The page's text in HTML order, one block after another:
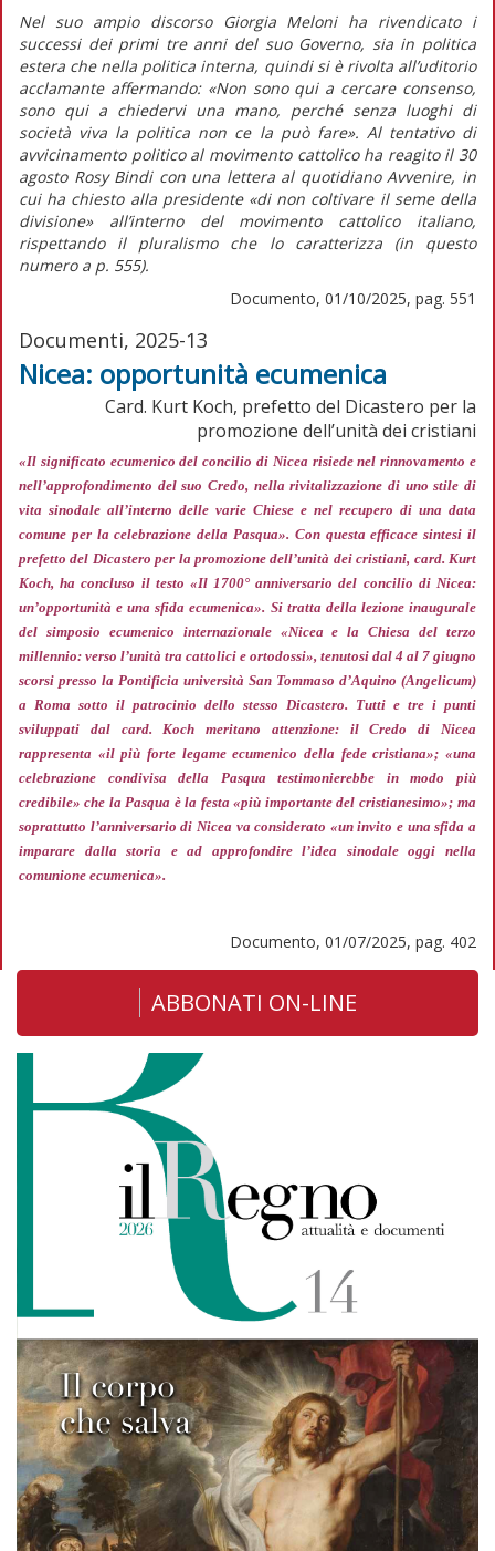
Nel suo ampio discorso Giorgia Meloni ha rivendicato i
successi dei primi tre anni del suo Governo, sia in politica
estera che nella politica interna, quindi si è rivolta all’uditorio
acclamante affermando:«Non sono qui a cercare consenso,
sono qui a chiedervi una mano, perché senza luoghi di
società viva la politica non ce la può fare». Al tentativo di
avvicinamento politico al movimento cattolico ha reagito il 30
agosto Rosy Bindi con una lettera al quotidianoAvvenire, in
cui ha chiesto alla presidente«di non coltivare il seme della
divisione» all’interno del movimento cattolico italiano,
rispettando il pluralismo che lo caratterizza (inquesto
numero a p. 555).
Documento, 01/10/2025, pag. 551
Documenti, 2025-13
Nicea: opportunità ecumenica
Card. Kurt Koch, prefetto del Dicastero per la
promozione dell’unità dei cristiani
«Il significato ecumenico del concilio di Nicea risiede nel rinnovamento e
nell’approfondimento del suo Credo, nella rivitalizzazione di uno stile di
vita sinodale all’interno delle varie Chiese e nel recupero di una data
comune per la celebrazione della Pasqua». Con questa efficace sintesi il
prefetto del Dicastero per la promozione dell’unità dei cristiani, card. Kurt
Koch, ha concluso il testo «Il 1700° anniversario del concilio di Nicea:
un’opportunità e una sfida ecumenica». Si tratta della lezione inaugurale
del simposio ecumenico internazionale «Nicea e la Chiesa del terzo
millennio: verso l’unità tra cattolici e ortodossi», tenutosi dal 4 al 7 giugno
scorsi presso la Pontificia università San Tommaso d’Aquino (Angelicum)
a Roma sotto il patrocinio dello stesso Dicastero. Tutti e tre i punti
sviluppati dal card. Koch meritano attenzione: il Credo di Nicea
rappresenta «il più forte legame ecumenico della fede cristiana»; «una
celebrazione condivisa della Pasqua testimonierebbe in modo più
credibile»che la Pasqua è la festa«più importante del cristianesimo»; ma
soprattutto l’anniversario di Nicea va considerato «un invito e una sfida a
imparare dalla storia e ad approfondire l’idea sinodale oggi nella
comunione ecumenica».
Documento, 01/07/2025, pag. 402
ABBONATI ON-LINE